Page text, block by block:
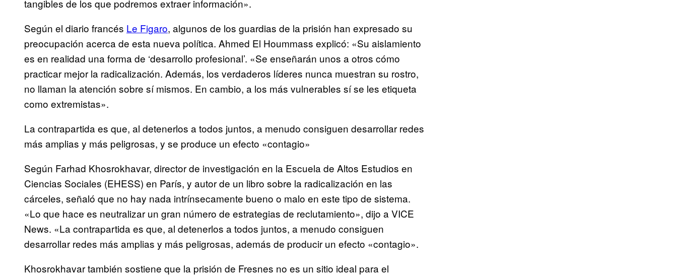
tangibles de los que podremos extraer información».
Según el diario francés Le Figaro, algunos de los guardias de la prisión han expresado su
preocupación acerca de esta nueva política. Ahmed El Hoummass explicó: «Su aislamiento
es en realidad una forma de ‘desarrollo profesional’. «Se enseñarán unos a otros cómo
practicar mejor la radicalización. Además, los verdaderos líderes nunca muestran su rostro,
no llaman la atención sobre sí mismos. En cambio, a los más vulnerables sí se les etiqueta
como extremistas».
La contrapartida es que, al detenerlos a todos juntos, a menudo consiguen desarrollar redes
más amplias y más peligrosas, y se produce un efecto «contagio»
Según Farhad Khosrokhavar, director de investigación en la Escuela de Altos Estudios en
Ciencias Sociales (EHESS) en París, y autor de un libro sobre la radicalización en las
cárceles, señaló que no hay nada intrínsecamente bueno o malo en este tipo de sistema.
«Lo que hace es neutralizar un gran número de estrategias de reclutamiento», dijo a VICE
News. «La contrapartida es que, al detenerlos a todos juntos, a menudo consiguen
desarrollar redes más amplias y más peligrosas, además de producir un efecto «contagio».
Khosrokhavar también sostiene que la prisión de Fresnes no es un sitio ideal para el